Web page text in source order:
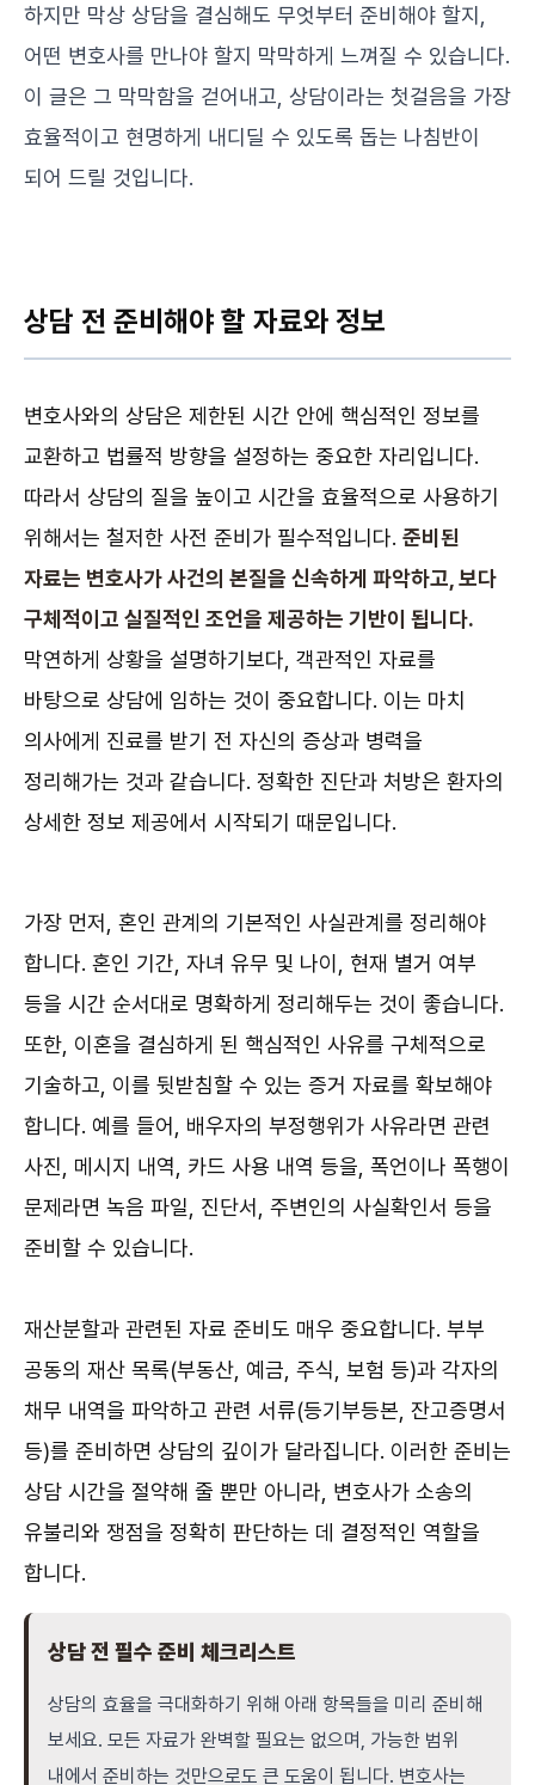
하지만 막상 상담을 결심해도 무엇부터 준비해야 할지,
어떤 변호사를 만나야 할지 막막하게 느껴질 수 있습니다.
이 글은 그 막막함을 걷어내고, 상담이라는 첫걸음을 가장
효율적이고 현명하게 내디딜 수 있도록 돕는 나침반이
되어 드릴 것입니다.
상담 전 준비해야 할 자료와 정보
변호사와의 상담은 제한된 시간 안에 핵심적인 정보를
교환하고 법률적 방향을 설정하는 중요한 자리입니다.
따라서 상담의 질을 높이고 시간을 효율적으로 사용하기
위해서는 철저한 사전 준비가 필수적입니다. 준비된
자료는 변호사가 사건의 본질을 신속하게 파악하고, 보다
구체적이고 실질적인 조언을 제공하는 기반이 됩니다.
막연하게 상황을 설명하기보다, 객관적인 자료를
바탕으로 상담에 임하는 것이 중요합니다. 이는 마치
의사에게 진료를 받기 전 자신의 증상과 병력을
정리해가는 것과 같습니다. 정확한 진단과 처방은 환자의
상세한 정보 제공에서 시작되기 때문입니다.
가장 먼저, 혼인 관계의 기본적인 사실관계를 정리해야
합니다. 혼인 기간, 자녀 유무 및 나이, 현재 별거 여부
등을 시간 순서대로 명확하게 정리해두는 것이 좋습니다.
또한, 이혼을 결심하게 된 핵심적인 사유를 구체적으로
기술하고, 이를 뒷받침할 수 있는 증거 자료를 확보해야
합니다. 예를 들어, 배우자의 부정행위가 사유라면 관련
사진, 메시지 내역, 카드 사용 내역 등을, 폭언이나 폭행이
문제라면 녹음 파일, 진단서, 주변인의 사실확인서 등을
준비할 수 있습니다.
재산분할과 관련된 자료 준비도 매우 중요합니다. 부부
공동의 재산 목록(부동산, 예금, 주식, 보험 등)과 각자의
채무 내역을 파악하고 관련 서류(등기부등본, 잔고증명서
등)를 준비하면 상담의 깊이가 달라집니다. 이러한 준비는
상담 시간을 절약해 줄 뿐만 아니라, 변호사가 소송의
유불리와 쟁점을 정확히 판단하는 데 결정적인 역할을
합니다.
상담 전 필수 준비 체크리스트
상담의 효율을 극대화하기 위해 아래 항목들을 미리 준비해
보세요. 모든 자료가 완벽할 필요는 없으며, 가능한 범위
내에서 준비하는 것만으로도 큰 도움이 됩니다. 변호사는